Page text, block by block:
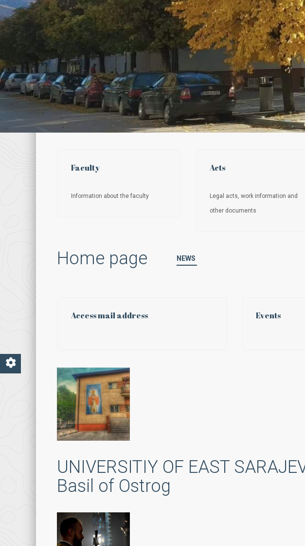
Faculty
Information about the faculty
Acts
Legal acts, work information and
other documents
Home page NEWS
Access mail address Events
UNIVERSITIY OF EAST
Basil of Ostrog